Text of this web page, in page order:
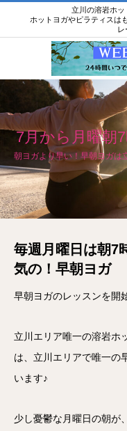
立川の溶岩ホッ
ホットヨガやピラティスは
レ
7月から月曜朝
朝ヨガより早い！早朝ヨガは
毎週月曜日は朝
気の！早朝ヨガ
早朝ヨガのレッスンを開
立川エリア唯一の溶岩ホ
は、立川エリアで唯一の
います♪
少し憂鬱な月曜日の朝が